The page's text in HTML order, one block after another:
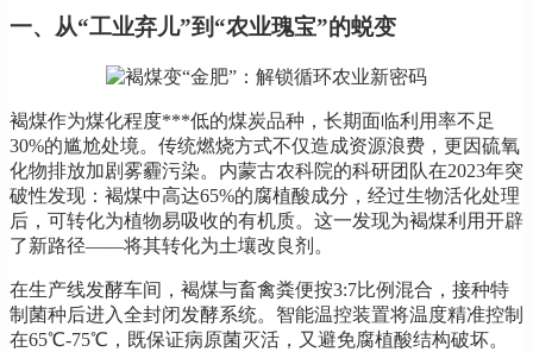
一、从“工业弃儿”到“农业瑰宝”的蜕变
褐煤作为煤化程度***低的煤炭品种，长期面临利用率不足
30%的尴尬处境。传统燃烧方式不仅造成资源浪费，更因硫氧
化物排放加剧雾霾污染。内蒙古农科院的科研团队在2023年突
破性发现：褐煤中高达65%的腐植酸成分，经过生物活化处理
后，可转化为植物易吸收的有机质。这一发现为褐煤利用开辟
了新路径——将其转化为土壤改良剂。
在生产线发酵车间，褐煤与畜禽粪便按3:7比例混合，接种特
制菌种后进入全封闭发酵系统。智能温控装置将温度精准控制
在65℃-75℃，既保证病原菌灭活，又避免腐植酸结构破坏。